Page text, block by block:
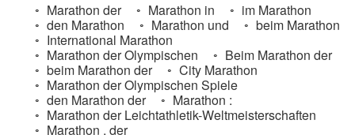
Marathon der
Marathon in
im Marathon
den Marathon
Marathon und
beim Marathon
International Marathon
Marathon der Olympischen
Beim Marathon der
beim Marathon der
City Marathon
Marathon der Olympischen Spiele
den Marathon der
Marathon :
Marathon der Leichtathletik-Weltmeisterschaften
Marathon , der